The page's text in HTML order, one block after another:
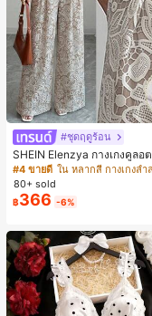
#ชุดฤดูร้อน
SHEIN Elenzya กางเกงคูลอ
อวสูงแบบใหม่สำหรับฤดูใบไม้
น, สไตล์หรูหราเหมาะสำหรับใ
ประจำวันและทำงาน, ให้ความ
ทจสำหรับฤดูรับปริญญา, เทศ
, การแข่งม้าดาร์บี้, วันประกา
#4 ขายดี ใน หลากสี กางเกงลำ
80+ sold
฿366 -6%